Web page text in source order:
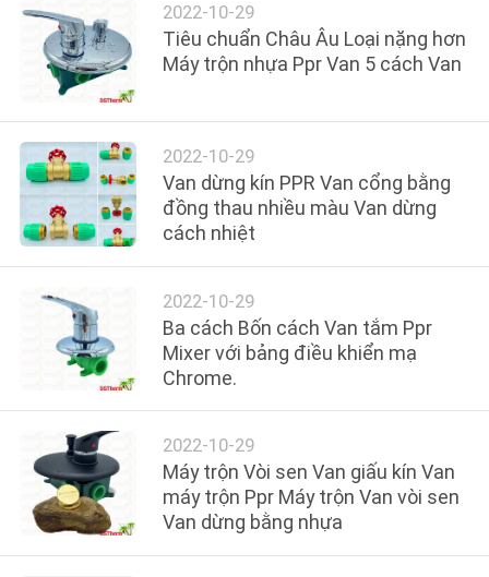
SOÁT
CHẤT
LƯỢNG
LIÊN
HỆ
TRƯỜNG
HỢP
SƠ
2022-10-29
Tiêu chuẩn Châu Âu Loại nặng hơn
Máy trộn nhựa Ppr Van 5 cách Van
2022-10-29
Van dừng kín PPR Van cổng bằng
đồng thau nhiều màu Van dừng
cách nhiệt
2022-10-29
Ba cách Bốn cách Van tắm Ppr
Mixer với bảng điều khiển mạ
Chrome.
2022-10-29
Máy trộn Vòi sen Van giấu kín Van
máy trộn Ppr Máy trộn Van vòi sen
Van dừng bằng nhựa